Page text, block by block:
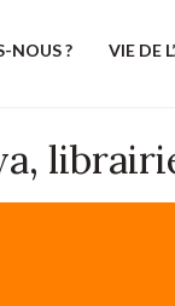
NOUS ? VIE DE